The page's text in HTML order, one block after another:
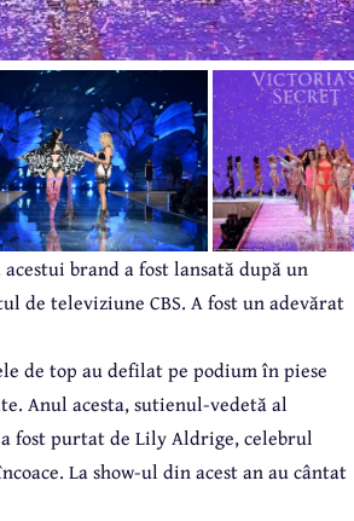
brand a fost lansată după un
de televiziune CBS. A fost un adevărat
de top au defilat pe podium în piese
Anul acesta, sutienul-vedetă al
fost purtat de Lily Aldrige, celebrul
La show-ul din acest an au cântat